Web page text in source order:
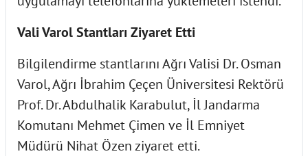
Vali Varol Stantları Ziyaret Etti
Bilgilendirme stantlarını Ağrı Valisi Dr. Osman
Varol, Ağrı İbrahim Çeçen Üniversitesi Rektörü
Prof. Dr. Abdulhalik Karabulut, İl Jandarma
Komutanı Mehmet Çimen ve İl Emniyet
Müdürü Nihat Özen ziyaret etti.